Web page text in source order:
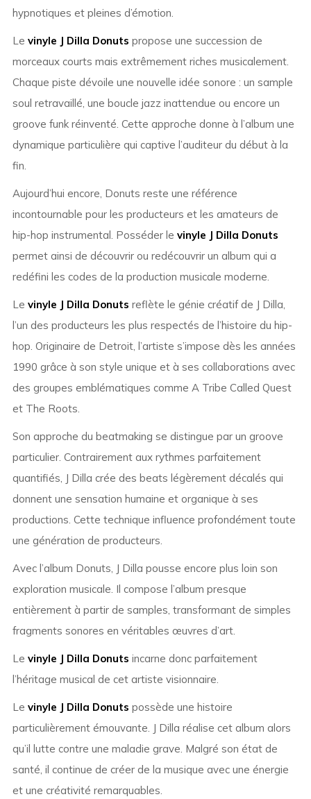
hypnotiques et pleines d’émotion.
Le vinyle J Dilla Donuts propose une succession de
morceaux courts mais extrêmement riches musicalement.
Chaque piste dévoile une nouvelle idée sonore : un sample
soul retravaillé, une boucle jazz inattendue ou encore un
groove funk réinventé. Cette approche donne à l’album une
dynamique particulière qui captive l’auditeur du début à la
fin.
Aujourd’hui encore, Donuts reste une référence
incontournable pour les producteurs et les amateurs de
hip-hop instrumental. Posséder le vinyle J Dilla Donuts
permet ainsi de découvrir ou redécouvrir un album qui a
redéfini les codes de la production musicale moderne.
Le vinyle J Dilla Donuts reflète le génie créatif de J Dilla,
l’un des producteurs les plus respectés de l’histoire du hip-
hop. Originaire de Detroit, l’artiste s’impose dès les années
1990 grâce à son style unique et à ses collaborations avec
des groupes emblématiques comme A Tribe Called Quest
et The Roots.
Son approche du beatmaking se distingue par un groove
particulier. Contrairement aux rythmes parfaitement
quantifiés, J Dilla crée des beats légèrement décalés qui
donnent une sensation humaine et organique à ses
productions. Cette technique influence profondément toute
une génération de producteurs.
Avec l’album Donuts, J Dilla pousse encore plus loin son
exploration musicale. Il compose l’album presque
entièrement à partir de samples, transformant de simples
fragments sonores en véritables œuvres d’art.
Le vinyle J Dilla Donuts incarne donc parfaitement
l’héritage musical de cet artiste visionnaire.
Le vinyle J Dilla Donuts possède une histoire
particulièrement émouvante. J Dilla réalise cet album alors
qu’il lutte contre une maladie grave. Malgré son état de
santé, il continue de créer de la musique avec une énergie
et une créativité remarquables.